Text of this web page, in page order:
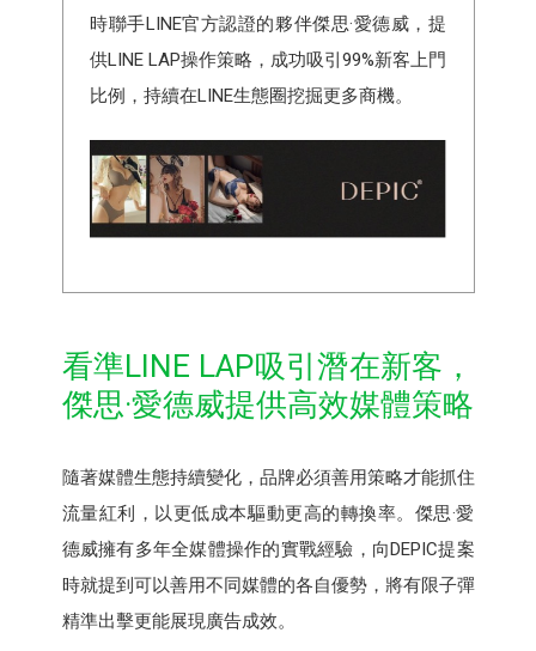
時聯手LINE官方認證的夥伴傑思·愛德威，提
供LINE LAP操作策略，成功吸引99%新客上門
比例，持續在LINE生態圈挖掘更多商機。
看準LINE LAP吸引潛在新客，
傑思·愛德威提供高效媒體策略
隨著媒體生態持續變化，品牌必須善用策略才能抓住
流量紅利，以更低成本驅動更高的轉換率。傑思·愛
德威擁有多年全媒體操作的實戰經驗，向DEPIC提案
時就提到可以善用不同媒體的各自優勢，將有限子彈
精準出擊更能展現廣告成效。